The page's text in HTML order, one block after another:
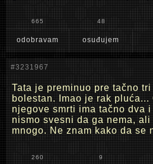
665 48
odobravam osuđujem
#3231967
Tata je preminuo pre tačno
bolestan. Imao je rak
njegove smrti ima tačno dva
nismo svesni da ga nema,
mnogo. Ne znam kako da se
260 9